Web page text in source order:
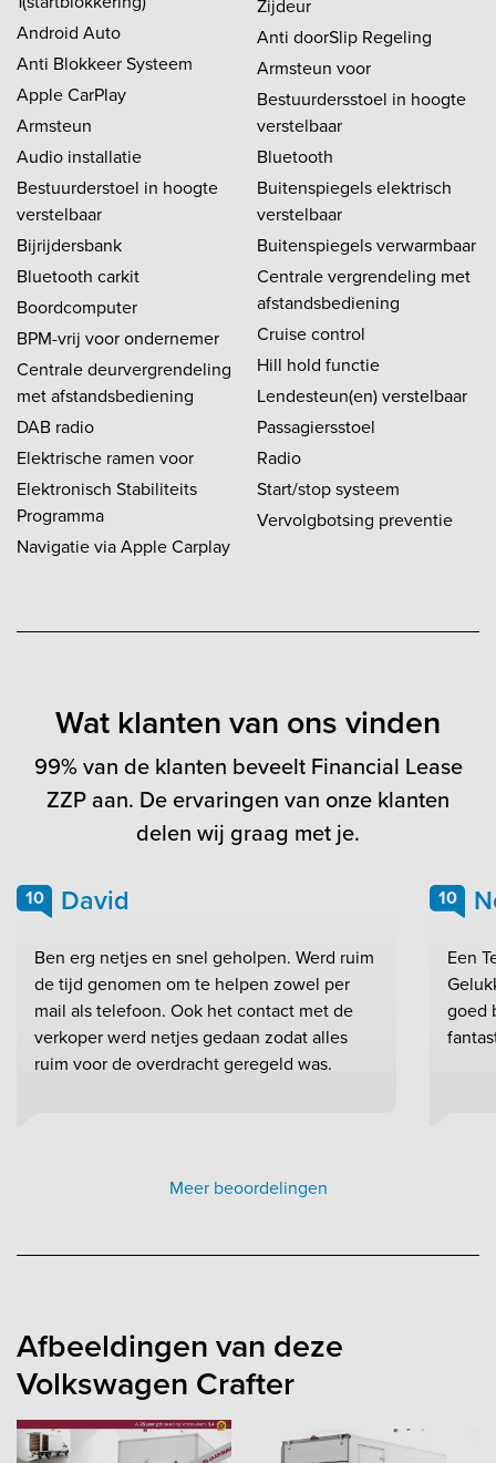
Android Auto
Anti Blokkeer Systeem
Apple CarPlay
Armsteun
Audio installatie
Bestuurderstoel in hoogte
verstelbaar
Bijrijdersbank
Bluetooth carkit
Boordcomputer
BPM-vrij voor ondernemer
Centrale deurvergrendeling
met afstandsbediening
DAB radio
Elektrische ramen voor
Elektronisch Stabiliteits
Programma
Navigatie via Apple Carplay
Zijdeur
Anti doorSlip Regeling
Armsteun voor
Bestuurdersstoel in hoogte
verstelbaar
Bluetooth
Buitenspiegels elektrisch
verstelbaar
Buitenspiegels verwarmbaar
Centrale vergrendeling met
afstandsbediening
Cruise control
Hill hold functie
Lendesteun(en) verstelbaar
Passagiersstoel
Radio
Start/stop systeem
Vervolgbotsing preventie
Wat klanten van ons vinden
99% van de klanten beveelt Financial Lease
ZZP aan. De ervaringen van onze klanten
delen wij graag met je.
10 David
Ben erg netjes en snel geholpen. Werd ruim
de tijd genomen om te helpen zowel per
mail als telefoon. Ook het contact met de
verkoper werd netjes gedaan zodat alles
ruim voor de overdracht geregeld was.
10
Een
goed
Meer beoordelingen
Afbeeldingen van deze
Volkswagen Crafter